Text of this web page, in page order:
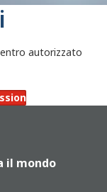
autorizzato
il mondo